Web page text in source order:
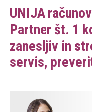
UNIJA
Partner št. 1
zanesljiv in
servis,